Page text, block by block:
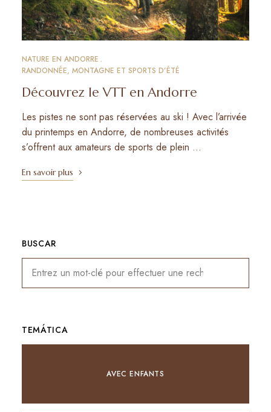
NATURE EN ANDORRE
RANDONNÉE, MONTAGNE ET SPORTS D’ÉTÉ
Découvrez le VTT en Andorre
Les pistes ne sont pas réservées au ski ! Avec l’arrivée
du printemps en Andorre, de nombreuses activités
s’offrent aux amateurs de sports de plein …
En savoir plus
BUSCAR
TEMÁTICA
AVEC ENFANTS